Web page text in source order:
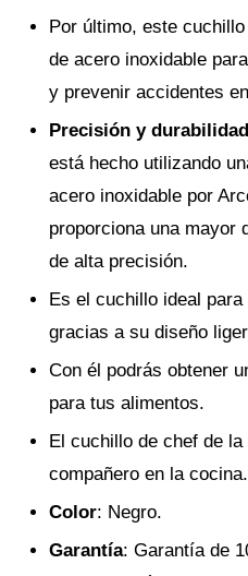
Por último, este
de acero inoxidable
y prevenir accidentes
Precisión y durabilidad
está hecho utilizando
acero inoxidable por
proporciona una mayor
de alta precisión.
Es el cuchillo ideal
gracias a su diseño
Con él podrás obtener
para tus alimentos.
El cuchillo de chef de
compañero en la cocina.
Color: Negro.
Garantía: Garantía de